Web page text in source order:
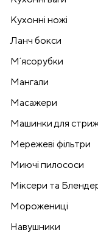
Кухонні ножі
Ланч бокси
Мʼясорубки
Мангали
Масажери
Машинки для
Мережеві фільтри
Миючі пилососи
Міксери та
Морожениці
Навушники